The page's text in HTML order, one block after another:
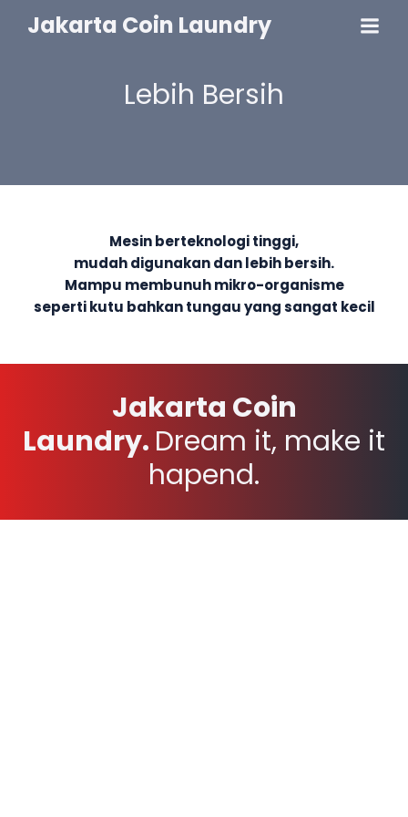
Jakarta Coin Laundry
Lebih Bersih
Mesin berteknologi tinggi,
mudah digunakan dan lebih bersih.
Mampu membunuh mikro-organisme
seperti kutu bahkan tungau yang sangat kecil
Jakarta Coin
Laundry. Dream it, make it
hapend.